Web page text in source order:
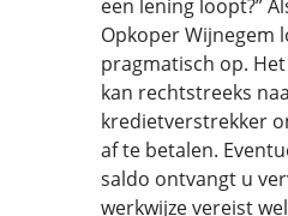
een lening loopt?”
Opkoper Wijnegem
pragmatisch op.
kan rechtstreeks
kredietverstrekker
af te betalen.
saldo ontvangt u
werkwijze vereist